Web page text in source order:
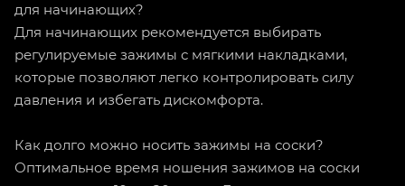
для начинающих?
Для начинающих рекомендуется выбирать
регулируемые зажимы с мягкими накладками,
которые позволяют легко контролировать силу
давления и избегать дискомфорта.
Как долго можно носить зажимы на соски?
Оптимальное время ношения зажимов на соски